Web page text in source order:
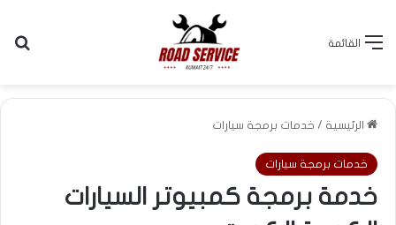
القائمة
نحن متخصصون ببرمجة كمبيوتر السيارات الكورية في الكويت. احصل على خدمة فنية
الرئيسية / خدمات برمجة سيارات
خدمات برمجة سيارات
خدمة برمجة كمبيوتر السيارات